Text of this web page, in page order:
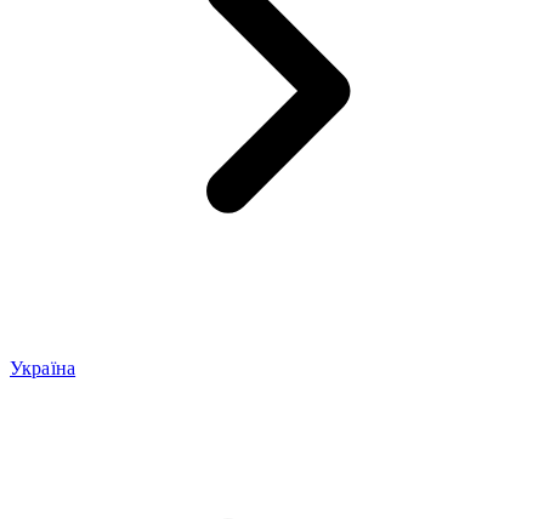
Україна